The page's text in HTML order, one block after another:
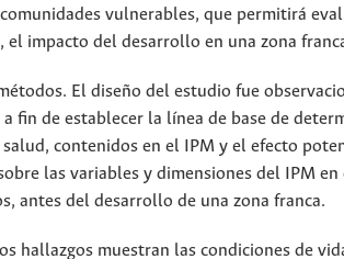
vulnerables, que permitirá
el impacto del desarrollo en una zona
El diseño del estudio fue
fin de establecer la línea de base de
salud, contenidos en el IPM y el efecto
las variables y dimensiones del IPM en
antes del desarrollo de una zona franca.
hallazgos muestran las condiciones de